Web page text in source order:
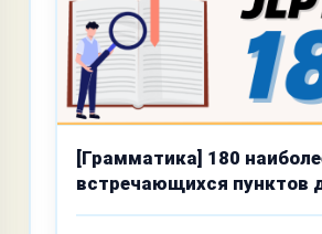
[Грамматика] 180
встречающихся пунктов
N5